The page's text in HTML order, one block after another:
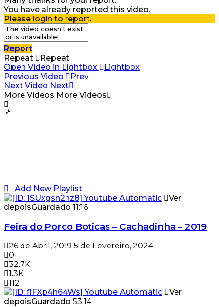
You have already reported this video.
Please login to report.
Report
Repeat
Repeat
Open Video in Lightbox
Lightbox
Previous Video
Prev
Next Video Next
More Videos More Videos
Add New Playlist
Ver
depoisGuardado 11:16
Feira do Porco Boticas – Cachadinha – 2019
26 de Abril, 2019 5 de Fevereiro, 2024
0
32.7K
1.3K
112
Ver
depoisGuardado 53:14